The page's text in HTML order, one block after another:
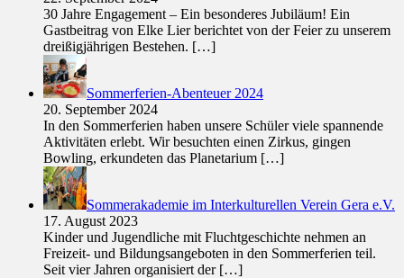
30 Jahre Engagement – Ein besonderes Jubiläum! Ein
Gastbeitrag von Elke Lier berichtet von der Feier zu unserem
dreißigjährigen Bestehen. […]
Sommerferien-Abenteuer 2024
20. September 2024
In den Sommerferien haben unsere Schüler viele spannende
Aktivitäten erlebt. Wir besuchten einen Zirkus, gingen
Bowling, erkundeten das Planetarium […]
Sommerakademie im Interkulturellen Verein Gera e.V.
17. August 2023
Kinder und Jugendliche mit Fluchtgeschichte nehmen an
Freizeit- und Bildungsangeboten in den Sommerferien teil.
Seit vier Jahren organisiert der […]